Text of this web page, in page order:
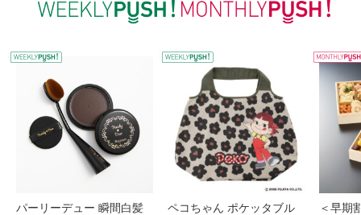
WEEKLY PUSH
パーリーデュー 瞬間白髪
ペコちゃん ポケッタブル
＜早期